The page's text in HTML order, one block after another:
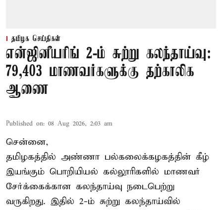
தமிழக செய்திகள்
என்ஜினீயரிங் 2-ம் சுற்று கலந்தாய்வு:
79,403 மாணவர்களுக்கு தற்காலிக
ஆணை
Published on: 08 Aug 2026, 2:03 am
சென்னை,
தமிழகத்தில் அண்ணா பல்கலைக்கழகத்தின் கீழ்
இயங்கும் பொறியியல் கல்லூரிகளில் மாணவர்
சேர்க்கைக்கான கலந்தாய்வு நடைபெற்று
வருகிறது. இதில் 2-ம் சுற்று கலந்தாய்வில்